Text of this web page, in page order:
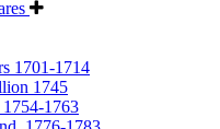
1701-1714
1745
1763